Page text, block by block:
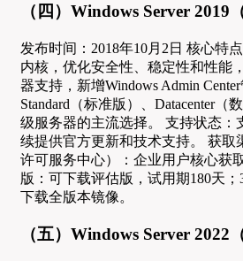
（四）Windows Server 2019
发布时间：2018年10月2日 核心特
内核，优化安全性、稳定性和性能
器支持，新增Windows Admin
Standard（标准版）、Datacenter（
级服务器的主流选择。 支持状态：
续提供官方更新和技术支持。 获取
许可服务中心）：企业用户核心获
版：可下载评估版，试用期180天
下载全版本镜像。
（五）Windows Server 2022